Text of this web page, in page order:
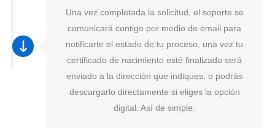
Una vez completada la solicitud, el soporte se
comunicará contigo por medio de email para
notificarte el estado de tu proceso, una vez tu
certificado de nacimiento esté finalizado será
enviado a la dirección que indiques, o podrás
descargarlo directamente si eliges la opción
digital. Así de simple.